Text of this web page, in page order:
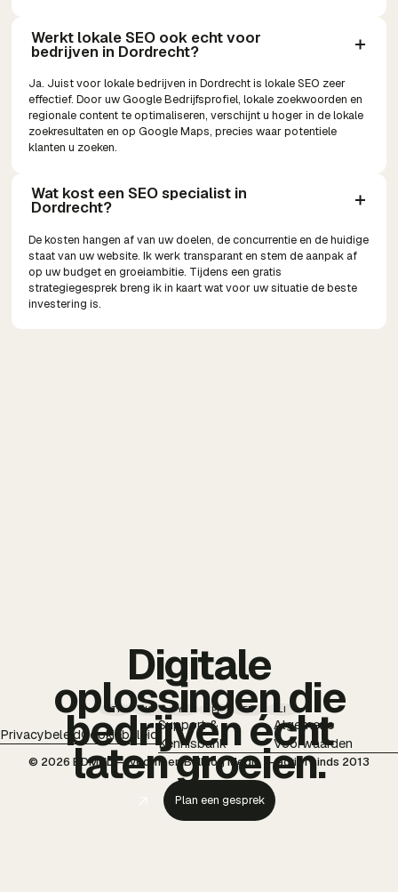
Werkt lokale SEO ook echt voor
bedrijven in Dordrecht?
Ja. Juist voor lokale bedrijven in Dordrecht is lokale SEO zeer
effectief. Door uw Google Bedrijfsprofiel, lokale zoekwoorden en
regionale content te optimaliseren, verschijnt u hoger in de lokale
zoekresultaten en op Google Maps, precies waar potentiele
klanten u zoeken.
Wat kost een SEO specialist in
Dordrecht?
De kosten hangen af van uw doelen, de concurrentie en de huidige
staat van uw website. Ik werk transparant en stem de aanpak af
op uw budget en groeiambitie. Tijdens een gratis
strategiegesprek breng ik in kaart wat voor uw situatie de beste
investering is.
TT IG YT PI FB LI
PrivacybeleidCookiebeleid
Support &
Kennisbank
Algemene
Voorwaarden
© 2026 BDMNL — voorheen Bulldog Media — actief sinds 2013
Digitale
oplossingen die
bedrijven écht
laten groeien.
Plan een gesprek